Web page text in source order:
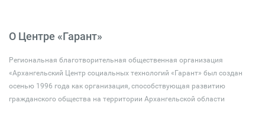
О Центре «Гарант»
Региональная благотворительная общественная организация
«Архангельский Центр социальных технологий «Гарант» был создан
осенью 1996 года как организация, способствующая развитию
гражданского общества на территории Архангельской области